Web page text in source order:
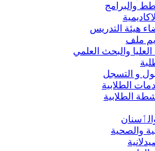
والبرامج
هيئة التدريس
ملف
والبحث العلمي
و التسجل
الطلابية
الطلابية
والصحية